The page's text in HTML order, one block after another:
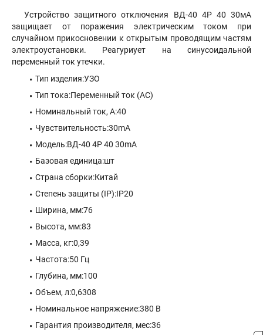
Устройство защитного отключения ВД-40 4P 40 30мА
защищает от поражения электрическим током при
случайном прикосновении к открытым проводящим частям
электроустановки. Реагуриует на синусоидальной
переменный ток утечки.
Тип изделия:УЗО
Тип тока:Переменный ток (АС)
Номинальный ток, А:40
Чувствительность:30mA
Модель:ВД-40 4P 40 30mA
Базовая единица:шт
Страна сборки:Китай
Степень защиты (IP):IP20
Ширина, мм:76
Высота, мм:83
Масса, кг:0,39
Частота:50 Гц
Глубина, мм:100
Объем, л:0,6308
Номинальное напряжение:380 В
Гарантия производителя, мес:36